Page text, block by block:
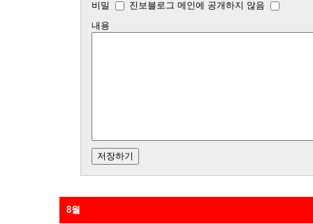
비밀
진보블로그 메인에 공개하지 않음
내용
8월